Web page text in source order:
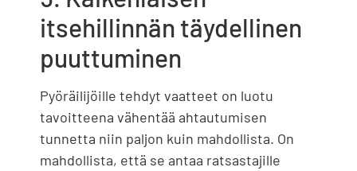
itsehillinnän täydellinen
puuttuminen
Pyöräilijöille tehdyt vaatteet on luotu
tavoitteena vähentää ahtautumisen
tunnetta niin paljon kuin mahdollista. On
mahdollista, että se antaa ratsastajille